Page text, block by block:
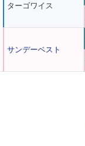
ターゴワイス
サンデーベスト